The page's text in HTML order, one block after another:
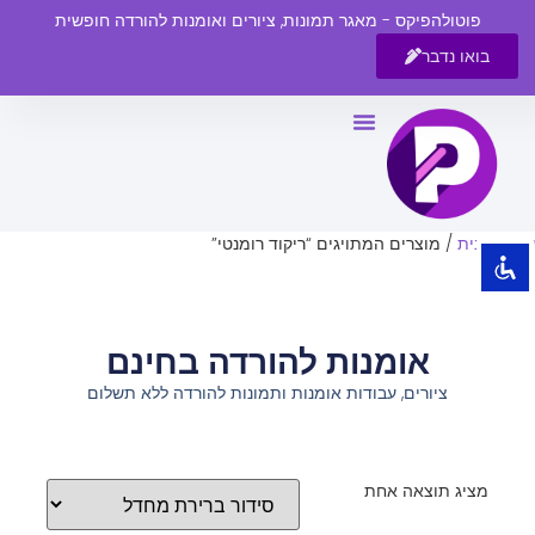
visibility_off השבת את ההבזקים
title סמן כותרות
צבע רקע
zoom_out
הקטנת גופן
הגדלת גופן
ניגודיות בהירה
פוטולהפיקס - מאגר תמונות, ציורים ואומנות להורדה חופשית
בואו נדבר
עמוד הבית / מוצרים המתויגים “ריקוד רומנטי”
אומנות להורדה בחינם
ציורים, עבודות אומנות ותמונות להורדה ללא תשלום
מציג תוצאה אחת